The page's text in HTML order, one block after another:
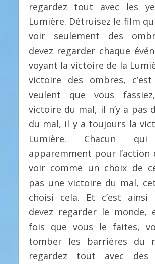
regardez tout avec les
Lumière. Détruisez le film
voir seulement des
devez regarder chaque
voyant la victoire de la
victoire des ombres, c’est
veulent que vous
victoire du mal, il n’y a pas
du mal, il y a toujours la
Lumière. Chacun qui
apparemment pour l’action
voir comme un choix de
pas une victoire du mal,
choisi cela. Et c’est ainsi
devez regarder le monde,
fois que vous le faites,
tomber les barrières du
regardez tout avec des